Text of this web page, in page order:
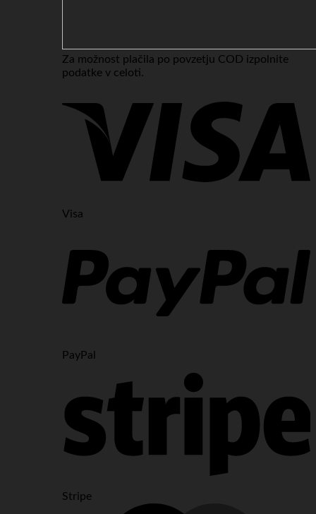
Za možnost plačila po povzetju COD izpolnite
podatke v celoti.
Visa
PayPal
Stripe